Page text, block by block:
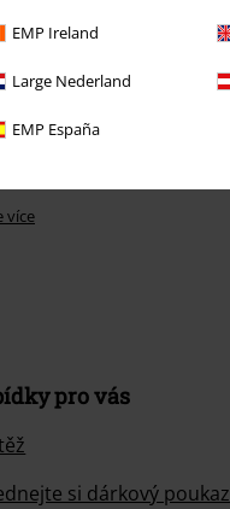
EMP Ireland
Large Nederland
EMP España
více
pro vás
si dárkový poukaz